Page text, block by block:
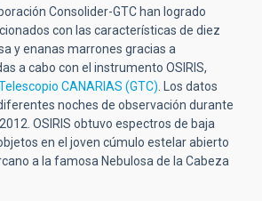
Consolider-GTC han logrado
con las características de diez
y enanas marrones gracias a
a cabo con el instrumento OSIRIS,
CANARIAS (GTC). Los datos
noches de observación durante
OSIRIS obtuvo espectros de baja
en el joven cúmulo estelar abierto
a la famosa Nebulosa de la Cabeza